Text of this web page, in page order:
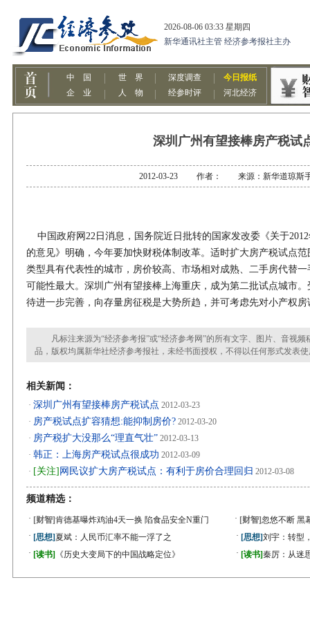
深圳广州有望接棒房产税试
2012-03-23 作者： 来源：新华道琼斯
中国政府网22日消息，国务院近日批转的国家发改委《关于
的意见》明确，今年要加快财税体制改革。适时扩大房产税试点
类型具有代表性的城市，房价较高、市场相对成熟、二手房代替
可能性最大。深圳广州有望接棒上海重庆，成为第二批试点城市
待进一步完善，向存量房征税是大势所趋，并可考虑先对小产权房
凡标注来源为“经济参考报”或“经济参考网”的所有文字、图片、音视频
品，版权均属新华社经济参考报社，未经书面授权，不得以任何形式发表
相关新闻：
· 深圳广州有望接棒房产税试点 2012-03-23
· 房产税试点扩容猜想:能抑制房价? 2012-03-20
· 房产税扩大没那么“理直气壮” 2012-03-13
· 韩正：上海房产税试点很成功 2012-03-09
· [关注] 网民议扩大房产税试点：有利于房价合理回归 2012-03-08
频道精选：
· [财智]肯德基曝炸鸡油4天一换 陷食品安全N重门 · [财智]忽悠不断 黑
· [思想]夏斌：人民币汇率不能一浮了之 · [思想]刘宇：转型
· [读书] 《历史大变局下的中国战略定位》 · [读书]秦厉：从迷